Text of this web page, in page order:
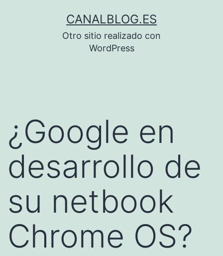
CANALBLOG.ES
Otro sitio realizado con
WordPress
¿Google en
desarrollo de
su netbook
Chrome OS?